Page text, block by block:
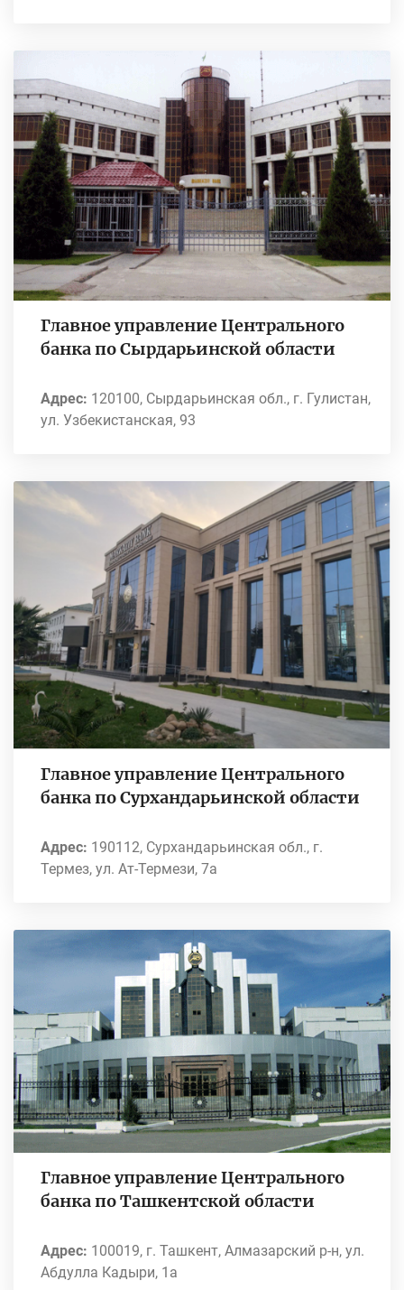
Главное управление Центрального
банка по Сырдарьинской области
Адрес: 120100, Сырдарьинская обл., г. Гулистан,
ул. Узбекистанская, 93
Главное управление Центрального
банка по Сурхандарьинской области
Адрес: 190112, Сурхандарьинская обл., г.
Термез, ул. Ат-Термези, 7а
Главное управление Центрального
банка по Ташкентской области
Адрес: 100019, г. Ташкент, Алмазарский р-н, ул.
Абдулла Кадыри, 1а